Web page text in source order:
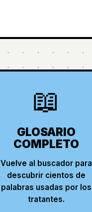
📖
GLOSARIO
COMPLETO
Vuelve al buscador para
descubrir cientos de
palabras usadas por los
tratantes.